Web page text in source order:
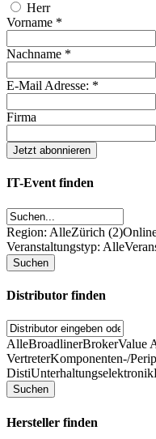
Herr
Vorname *
Nachname *
E-Mail Adresse: *
Firma
IT-Event finden
Region: AlleZürich (2)
Veranstaltungstyp: Alle
Distributor finden
AlleBroadlinerBrokerValue
VertreterKomponenten-/
DistiUnterhaltungselektronik
Hersteller finden